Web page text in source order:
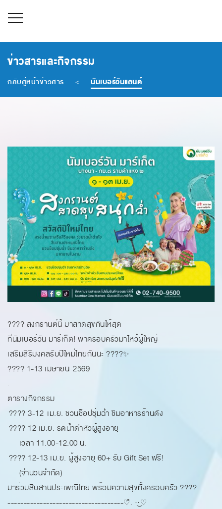
หน้าหลัก
เกี่ยวกับเรา
ข่าวสารและกิจกรรม
ข่าวสารและกิจกรรม
กลับสู่หน้าข่าวสาร < นัมเบอร์วันแลนด์
???? สงกรานต์นี้ มาสาดสุขกันให้สุด
ที่นัมเบอร์วัน มาร์เก็ต! พาครอบครัวมาไหว้ผู้ใหญ่
เสริมสิริมงคลรับปีใหม่ไทยกันนะ ????✨
???? 1-13 เมษายน 2569
.
ตารางกิจกรรม
???? 3-12 เม.ย. ชวนช็อปชุ่มฉ่ำ ชิมอาหารร้านดัง
???? 12 เม.ย. รดน้ำดำหัวผู้สูงอายุ
เวลา 11.00-12.00 น.
???? 12-13 เม.ย. ผู้สูงอายุ 60+ รับ Gift Set ฟรี!
(จำนวนจำกัด)
มาร่วมสืบสานประเพณีไทย พร้อมความสุขทั้งครอบครัว ????
------------------------------------♡̆̈. ·͜·♡